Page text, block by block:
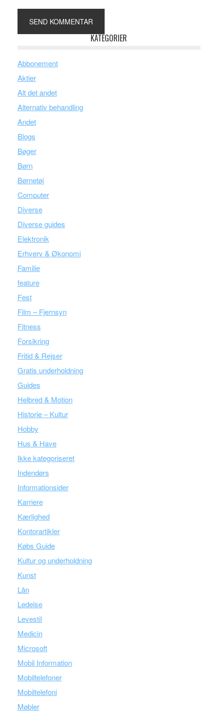
KATEGORIER
Abbonement
Aktier
Alt det andet
Alternativ behandling
Andet
Blogs
Bøger
Børn
Børnetøj
Computer
Diverse
Diverse guides
Elektronik
Erhverv & Økonomi
Familie
feature
Fest
Film – Fjernsyn
Fitness
Forsikring
Fritid & Rejser
Gratis underholdning
Guides
Helbred & Motion
Historie – Kultur
Hobby
Hus & Have
Ikke kategoriseret
Indendørs
Informationsider
Karriere
Kærlighed
Kontorartikler
Købs Guide
Kultur og underholdning
Kunst
Lån
Ledelse
Levestil
Medicin
Microsoft
Mobil Information
Mobiltelefoner
Mobiltelefoni
Møbler